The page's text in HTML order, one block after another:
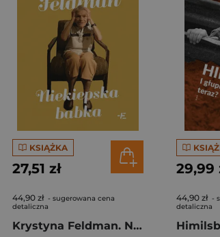
KSIĄŻKA
27,51 zł
44,90 zł - sugerowana cena
detaliczna
Krystyna Feldman. Niekiepska babka
29,99
44,90 zł -
detaliczna